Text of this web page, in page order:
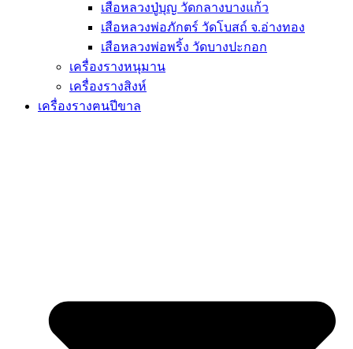
เสือหลวงปู่บุญ วัดกลางบางแก้ว
เสือหลวงพ่อภักตร์ วัดโบสถ์ จ.อ่างทอง
เสือหลวงพ่อพริ้ง วัดบางปะกอก
เครื่องรางหนุมาน
เครื่องรางสิงห์
เครื่องรางฅนปีขาล